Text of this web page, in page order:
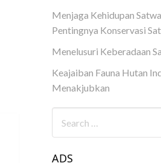
Menjaga Kehidupan
Pentingnya Konservasi
Menelusuri Keberadaan
Keajaiban Fauna Hutan
Menakjubkan
ADS